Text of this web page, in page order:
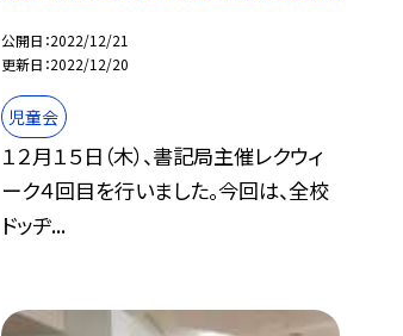
公開日 2022/12/21
更新日 2022/12/20
児童会
１２月１５日（木）、書記局主催レクウィ
ーク４回目を行いました。今回は、全校
ドッヂ...